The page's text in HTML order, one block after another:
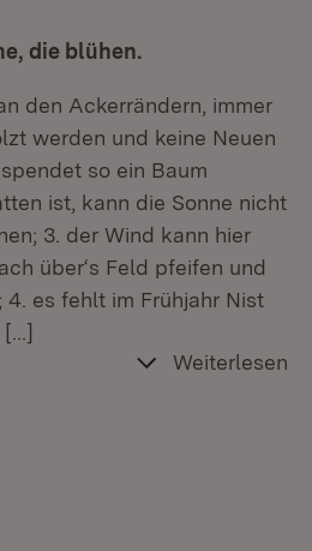
die blühen.
den Ackerrändern, immer
werden und keine Neuen
so ein Baum
ist, kann die Sonne nicht
3. der Wind kann hier
über‘s Feld pfeifen und
es fehlt im Frühjahr Nist
[…]
Weiterlesen